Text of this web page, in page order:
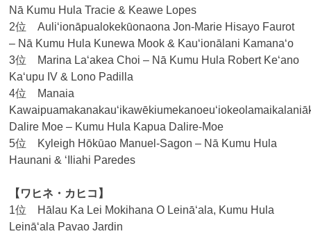
Nā Kumu Hula Tracie & Keawe Lopes
2位 Auliʻionāpualokekūonaona Jon-Marie Hisayo Faurot
– Nā Kumu Hula Kunewa Mook & Kau‘ionālani Kamana‘o
3位 Marina Laʻakea Choi – Nā Kumu Hula Robert Ke‘ano
Ka‘upu IV & Lono Padilla
4位 Manaia
Dalire Moe – Kumu Hula Kapua Dalire-Moe
5位 Kyleigh Hōkūao Manuel-Sagon – Nā Kumu Hula
Haunani & ‘Iliahi Paredes
【ワヒネ・カヒコ】
1位 Hālau Ka Lei Mokihana O Leinā‘ala, Kumu Hula
Leināʻala Pavao Jardin